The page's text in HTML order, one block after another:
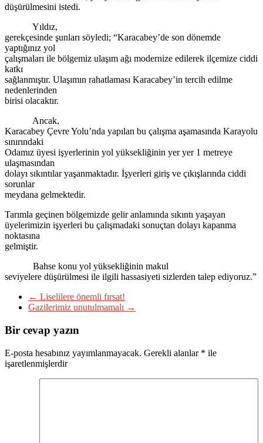
düşürülmesini istedi.
Yıldız,
gerekçesinde şunları söyledi; “Karacabey’de son dönemde
yaptığınız yol
çalışmaları ile bölgemiz ulaşım ağı modernize edilerek ilçemize ciddi
katkı
sağlanmıştır. Ulaşımın rahatlaması Karacabey’in tercih edilme
nedenlerinden
birisi olacaktır.
Ancak,
Karacabey Çevre Yolu’nda yapılan bu çalışma aşamasında Karayolu
sınırındaki
Odamız üyesi işyerlerinin yol yüksekliğinin yer yer 1 metreye
ulaşmasından
dolayı sıkıntılar yaşanmaktadır. İşyerleri giriş ve çıkışlarında ciddi
sorunlar
meydana gelmektedir.
Tarımla geçinen bölgemizde gelir anlamında sıkıntı yaşayan
üyelerimizin işyerleri bu çalışmadaki sonuçtan dolayı kapanma
noktasına
gelmiştir.
Bahse konu yol yüksekliğinin makul
seviyelere düşürülmesi ile ilgili hassasiyeti sizlerden talep ediyoruz.”
← Liselilere önemli fırsat!
Gazilerimiz unutulmamalı →
Bir cevap yazın
E-posta hesabınız yayımlanmayacak. Gerekli alanlar * ile
işaretlenmişlerdir